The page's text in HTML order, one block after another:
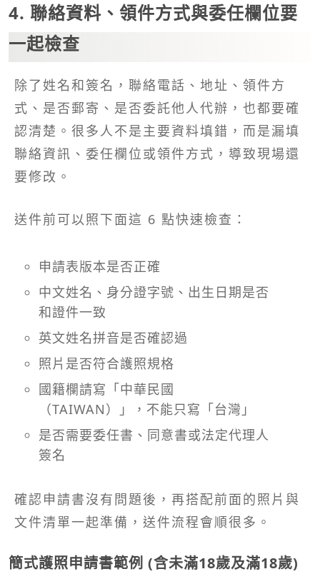
4. 聯絡資料、領件方式與委任欄位要
一起檢查
除了姓名和簽名，聯絡電話、地址、領件方
式、是否郵寄、是否委託他人代辦，也都要確
認清楚。很多人不是主要資料填錯，而是漏填
聯絡資訊、委任欄位或領件方式，導致現場還
要修改。
送件前可以照下面這 6 點快速檢查：
申請表版本是否正確
中文姓名、身分證字號、出生日期是否
和證件一致
英文姓名拼音是否確認過
照片是否符合護照規格
國籍欄請寫「中華民國
（TAIWAN）」，不能只寫「台灣」
是否需要委任書、同意書或法定代理人
簽名
確認申請書沒有問題後，再搭配前面的照片與
文件清單一起準備，送件流程會順很多。
簡式護照申請書範例 (含未滿18歲及滿18歲)